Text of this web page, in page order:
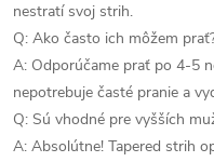
nestratí svoj strih.
Q: Ako často ich môžem
A: Odporúčame prať po 4-5
nepotrebuje časté pranie a
Q: Sú vhodné pre vyšších
A: Absolútne! Tapered strih